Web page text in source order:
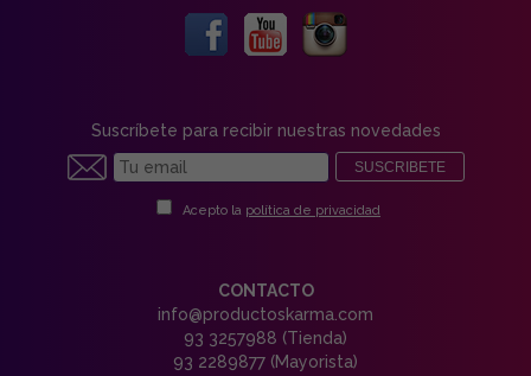
Suscríbete para recibir nuestras novedades
SUSCRIBETE
Acepto la política de privacidad
CONTACTO
info@productoskarma.com
93 3257988 (Tienda)
93 2289877 (Mayorista)